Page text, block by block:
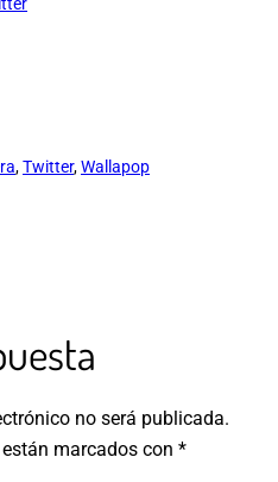
, Twitter, Wallapop
no será publicada.
marcados con *